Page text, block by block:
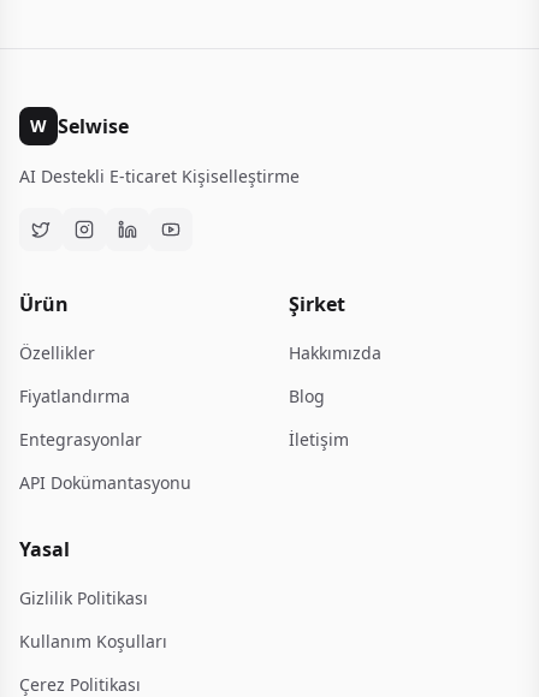
W Selwise
AI Destekli E-ticaret Kişiselleştirme
Ürün
Özellikler
Fiyatlandırma
Entegrasyonlar
API Dokümantasyonu
Şirket
Hakkımızda
Blog
İletişim
Yasal
Gizlilik Politikası
Kullanım Koşulları
Çerez Politikası